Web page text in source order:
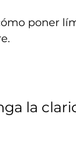
poner
la